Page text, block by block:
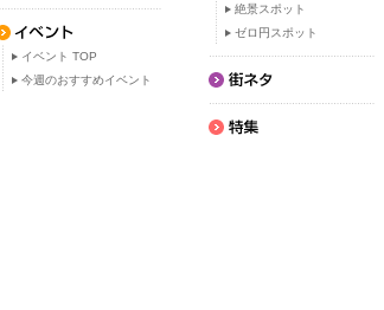
イベント TOP
今週のおすすめイベント
絶景スポット
ゼロ円スポット